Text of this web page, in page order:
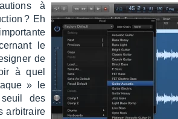
à
? Eh
le
de
à quel
» le
des
arbi­traire